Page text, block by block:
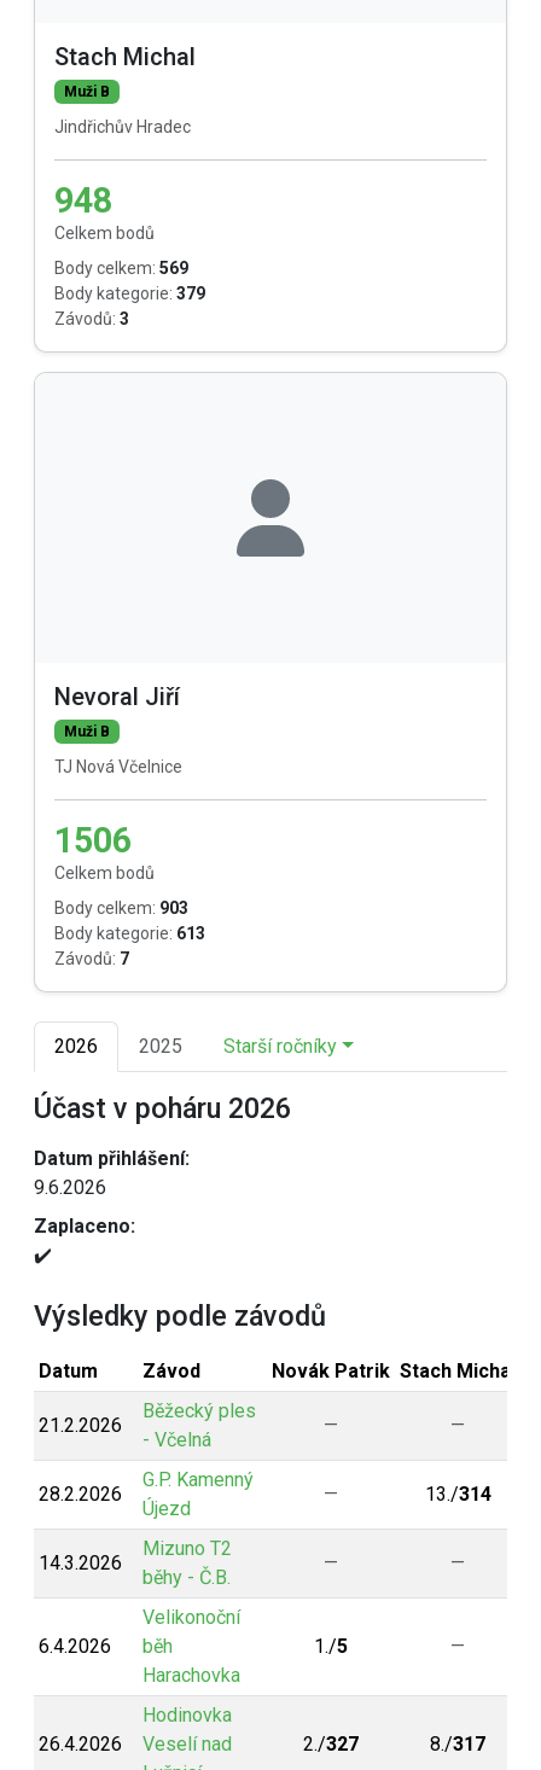
Stach Michal
Muži B
Jindřichův Hradec
948
Celkem bodů
Body celkem: 569
Body kategorie: 379
Závodů: 3
Nevoral Jiří
Muži B
TJ Nová Včelnice
1506
Celkem bodů
Body celkem: 903
Body kategorie: 613
Závodů: 7
2026 2025 Starší ročníky
Účast v poháru 2026
Datum přihlášení:
9.6.2026
Zaplaceno:
✔️
Výsledky podle závodů
Datum Závod Novák Patrik Stach Michal
21.2.2026
Běžecký ples
- Včelná
— —
28.2.2026
G.P. Kamenný
Újezd
— 13./314
14.3.2026
Mizuno T2
běhy - Č.B.
— —
6.4.2026
Velikonoční
běh
Harachovka
1./5 —
26.4.2026
Hodinovka
Veselí nad
2./327 8./317